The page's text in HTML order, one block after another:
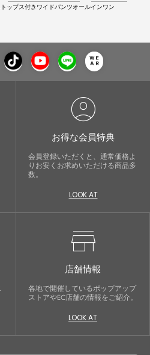
トップス付きワイドパンツオールインワン
account_circle
お得な会員特典
会員登録いただくと、通常価格よ
りお安くお求めいただける商品多
数。
LOOK AT
store
店舗情報
各地で開催しているポップアップ
ストアやEC店舗の情報をご紹介。
LOOK AT